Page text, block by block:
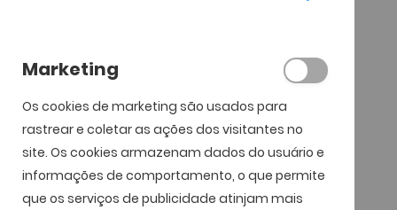
Marketing
Os cookies de marketing são usados ​​para
rastrear e coletar as ações dos visitantes no
site. Os cookies armazenam dados do usuário e
informações de comportamento, o que permite
que os serviços de publicidade atinjam mais